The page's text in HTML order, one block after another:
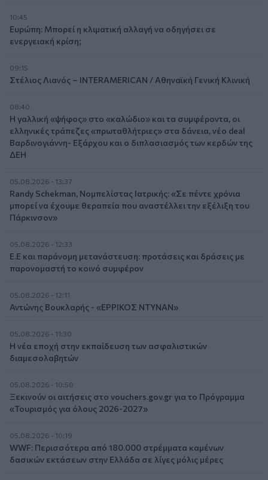
10:45
Ευρώπη: Μπορεί η κλιματική αλλαγή να οδηγήσει σε
ενεργειακή κρίση;
09:15
Στέλιος Λιανός – INTERAMERICAN / Αθηναϊκή Γενική Κλινική
08:40
Η γαλλική «ψήφος» στο «καλώδιο» και τα συμφέροντα, οι
ελληνικές τράπεζες «πρωταθλήτριες» στα δάνεια, νέο deal
Βαρδινογιάννη- Εξάρχου και ο διπλασιασμός των κερδών της
ΔΕΗ
05.08.2026 - 13:37
Randy Schekman, Νομπελίστας Ιατρικής: «Σε πέντε χρόνια
μπορεί να έχουμε θεραπεία που αναστέλλει την εξέλιξη του
Πάρκινσον»
05.08.2026 - 12:33
Ε.Ε και παράνομη μετανάστευση: προτάσεις και δράσεις με
παρονομαστή το κοινό συμφέρον
05.08.2026 - 12:11
Αντώνης Βουκλαρής - «ΕΡΡΙΚΟΣ ΝΤΥΝΑΝ»
05.08.2026 - 11:30
Η νέα εποχή στην εκπαίδευση των ασφαλιστικών
διαμεσολαβητών
05.08.2026 - 10:50
Ξεκινούν οι αιτήσεις στο vouchers.gov.gr για το Πρόγραμμα
«Τουρισμός για όλους 2026-2027»
05.08.2026 - 10:19
WWF: Περισσότερα από 180.000 στρέμματα καμένων
δασικών εκτάσεων στην Ελλάδα σε λίγες μόλις μέρες